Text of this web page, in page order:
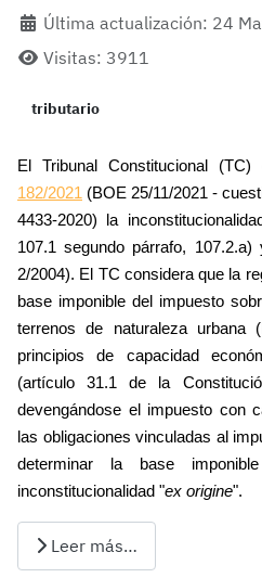
Última actualización: 24
Visitas: 3911
tributario
El Tribunal Constitucional
182/2021 (BOE 25/11/2021 -
4433-2020) la
107.1 segundo párrafo,
2/2004). El TC considera que la
base imponible del impuesto
terrenos de naturaleza urbana
principios de capacidad
(artículo 31.1 de la
devengándose el impuesto con
las obligaciones vinculadas al
determinar la base
inconstitucionalidad "ex origine".
Leer más…